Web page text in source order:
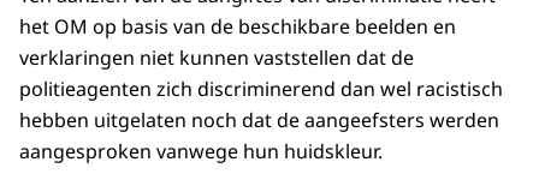
het OM op basis van de beschikbare beelden en
verklaringen niet kunnen vaststellen dat de
politieagenten zich discriminerend dan wel racistisch
hebben uitgelaten noch dat de aangeefsters werden
aangesproken vanwege hun huidskleur.